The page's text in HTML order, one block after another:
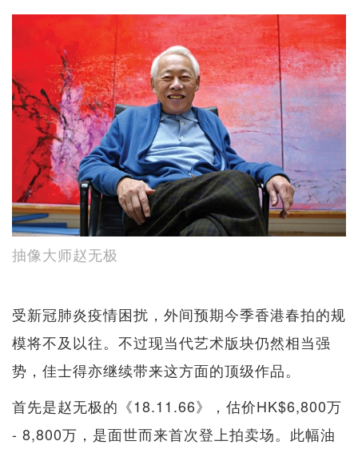
抽像大师赵无极
受新冠肺炎疫情困扰，外间预期今季香港春拍的规
模将不及以往。不过现当代艺术版块仍然相当强
势，佳士得亦继续带来这方面的顶级作品。
首先是赵无极的《18.11.66》，估价HK$6,800万
- 8,800万，是面世而来首次登上拍卖场。此幅油